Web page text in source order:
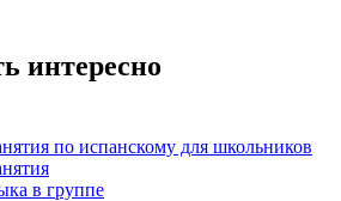
интересно
по испанскому для школьников
в группе